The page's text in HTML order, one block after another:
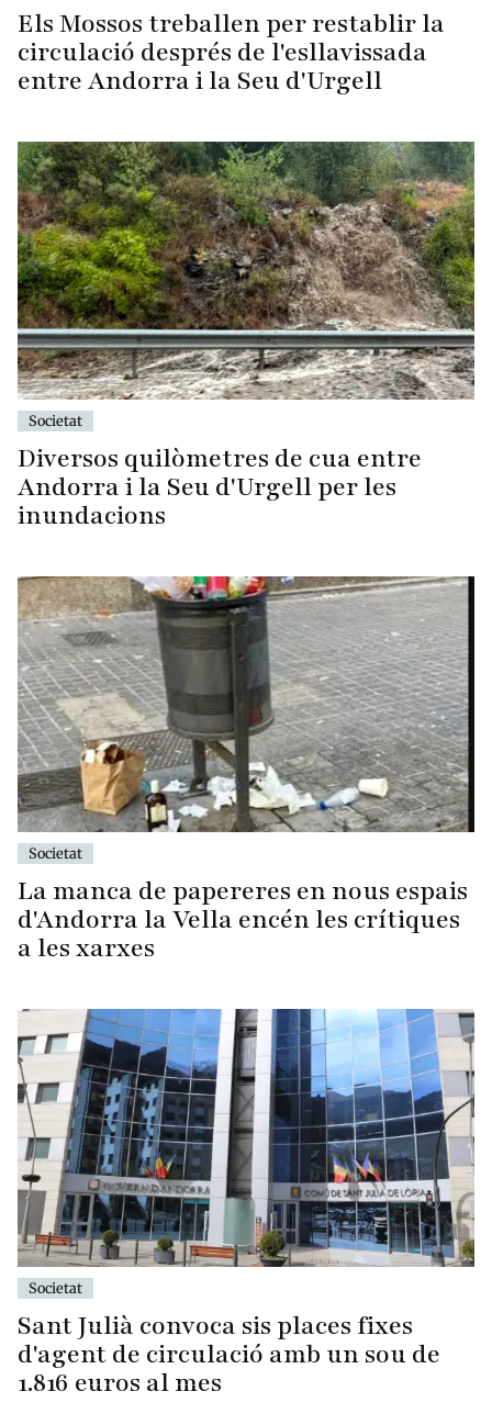
Els Mossos treballen per restablir la
circulació després de l'esllavissada
entre Andorra i la Seu d'Urgell
Societat
Diversos quilòmetres de cua entre
Andorra i la Seu d'Urgell per les
inundacions
Societat
La manca de papereres en nous espais
d'Andorra la Vella encén les crítiques
a les xarxes
Societat
Sant Julià convoca sis places fixes
d'agent de circulació amb un sou de
1.816 euros al mes